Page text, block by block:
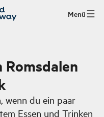
Menü
wenn du ein paar
Essen und Trinken